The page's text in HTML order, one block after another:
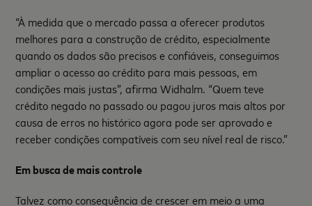
“À medida que o mercado passa a oferecer produtos
melhores para a construção de crédito, especialmente
quando os dados são precisos e confiáveis, conseguimos
ampliar o acesso ao crédito para mais pessoas, em
condições mais justas”, afirma Widhalm. “Quem teve
crédito negado no passado ou pagou juros mais altos por
causa de erros no histórico agora pode ser aprovado e
receber condições compatíveis com seu nível real de risco.”
Em busca de mais controle
Talvez como consequência de crescer em meio a uma